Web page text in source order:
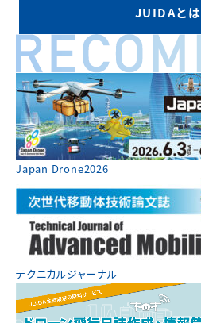
JUIDAとは
Japan Drone2026
テクニカルジャーナル